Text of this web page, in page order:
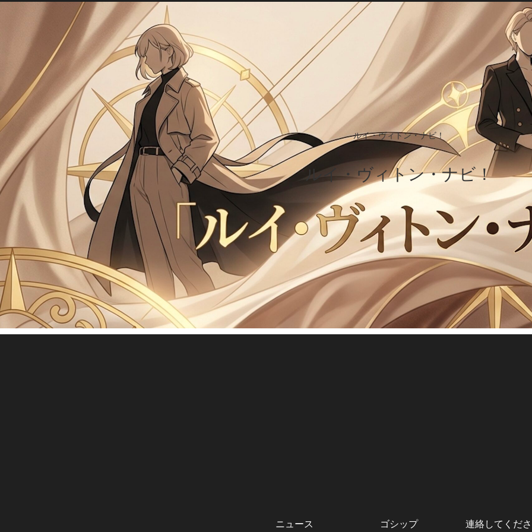
ルイ・ヴィトン・ナビ！
ルイ・ヴィトン・ナビ！
ニュース ゴシップ 連絡してくだ